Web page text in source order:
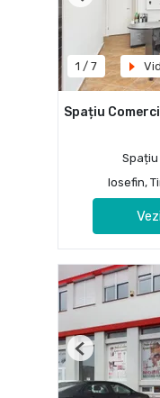
1 / 7
Spațiu
Iosefin,
Previous